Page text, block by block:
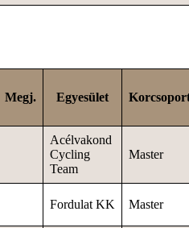
Megj. Egyesület
Acélvakond
Cycling
Team
Master
Fordulat KK Master